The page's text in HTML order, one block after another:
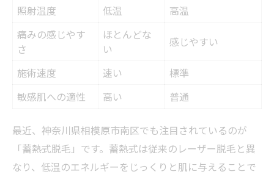
照射温度
低温
高温
痛みの感じやす
さ
ほとんどな
い
感じやすい
施術速度 速い
標準
敏感肌への適性
高い 普通
最近、神奈川県相模原市南区でも注目されているのが
「蓄熱式脱毛」です。蓄熱式は従来のレーザー脱毛と異
なり、低温のエネルギーをじっくりと肌に与えることで